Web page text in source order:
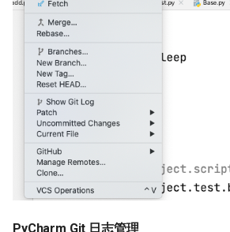
PyCharm Git 日志管理